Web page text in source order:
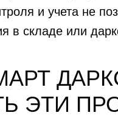
и учета не
в складе или
ЭТИ